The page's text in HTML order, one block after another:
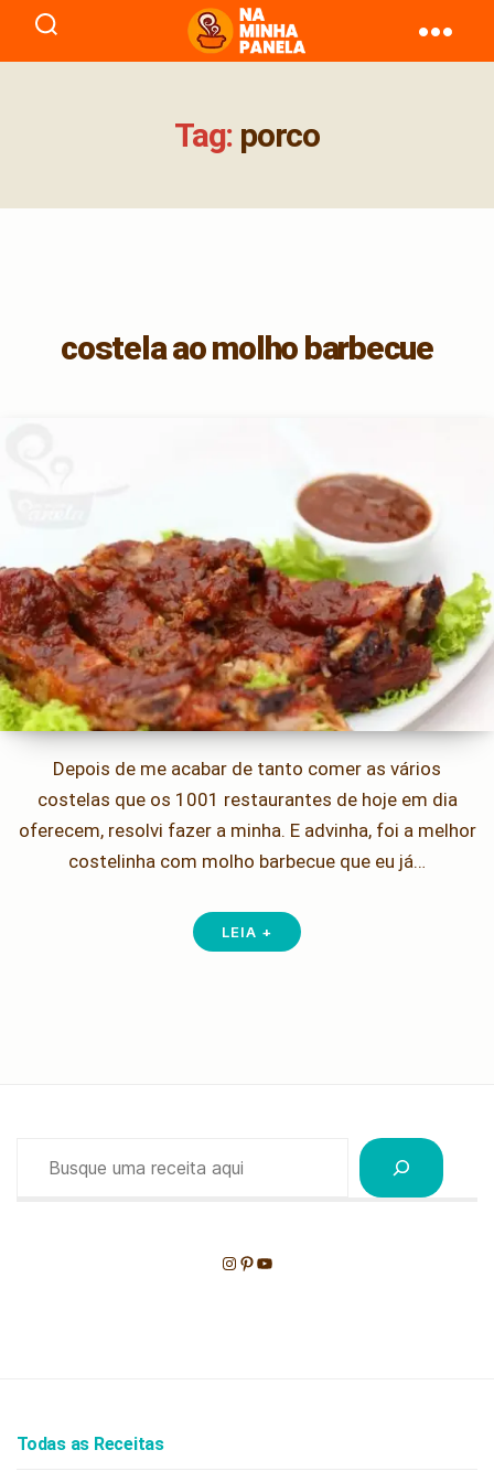
naminhapanela.com
Tag: porco
costela ao molho barbecue
Depois de me acabar de tanto comer as vários
costelas que os 1001 restaurantes de hoje em dia
oferecem, resolvi fazer a minha. E advinha, foi a melhor
costelinha com molho barbecue que eu já…
LEIA +
Instagram
Pinterest
Youtube
Todas as Receitas